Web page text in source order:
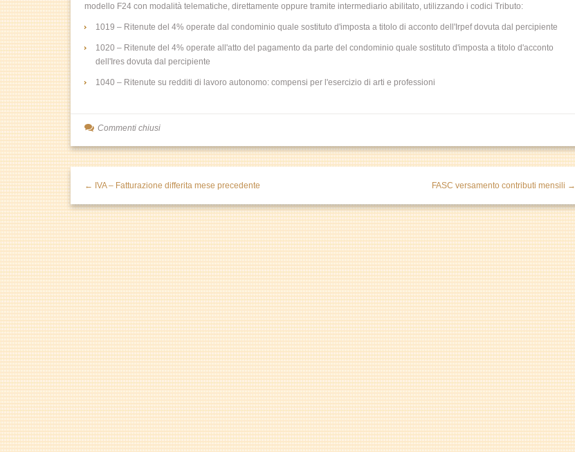
modello F24 con modalità telematiche, direttamente oppure tramite intermediario abilitato, utilizzando i codici Tributo:
1019 – Ritenute del 4% operate dal condominio quale sostituto d'imposta a titolo di acconto dell'Irpef dovuta dal percipiente
1020 – Ritenute del 4% operate all'atto del pagamento da parte del condominio quale sostituto d'imposta a titolo d'acconto
dell'Ires dovuta dal percipiente
1040 – Ritenute su redditi di lavoro autonomo: compensi per l'esercizio di arti e professioni
Commenti chiusi
← IVA – Fatturazione differita mese precedente FASC versamento contributi mensili →